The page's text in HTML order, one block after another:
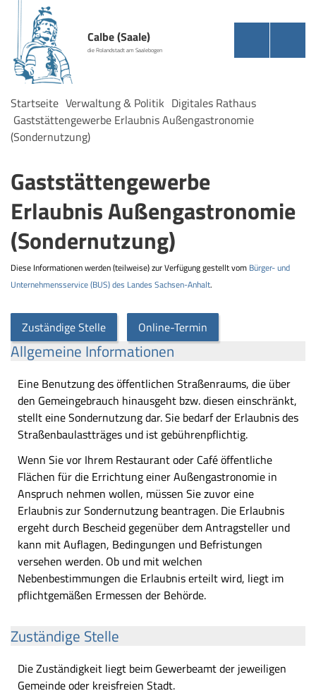
Calbe (Saale)
die Rolandstadt am Saalebogen
Startseite Verwaltung & Politik Digitales Rathaus
Gaststättengewerbe Erlaubnis Außengastronomie
(Sondernutzung)
Gaststättengewerbe
Erlaubnis Außengastronomie
(Sondernutzung)
Diese Informationen werden (teilweise) zur Verfügung gestellt vom Bürger- und
Unternehmensservice (BUS) des Landes Sachsen-Anhalt.
Zuständige Stelle Online-Termin
Allgemeine Informationen
Eine Benutzung des öffentlichen Straßenraums, die über
den Gemeingebrauch hinausgeht bzw. diesen einschränkt,
stellt eine Sondernutzung dar. Sie bedarf der Erlaubnis des
Straßenbaulastträges und ist gebührenpflichtig.
Wenn Sie vor Ihrem Restaurant oder Café öffentliche
Flächen für die Errichtung einer Außengastronomie in
Anspruch nehmen wollen, müssen Sie zuvor eine
Erlaubnis zur Sondernutzung beantragen. Die Erlaubnis
ergeht durch Bescheid gegenüber dem Antragsteller und
kann mit Auflagen, Bedingungen und Befristungen
versehen werden. Ob und mit welchen
Nebenbestimmungen die Erlaubnis erteilt wird, liegt im
pflichtgemäßen Ermessen der Behörde.
Zuständige Stelle
Die Zuständigkeit liegt beim Gewerbeamt der jeweiligen
Gemeinde oder kreisfreien Stadt.